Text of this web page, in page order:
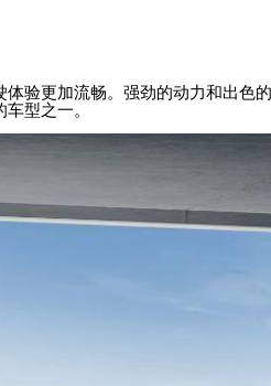
验更加流畅。强劲的动力和出色
型之一。